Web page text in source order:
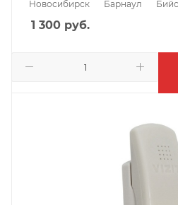
Новосибирск Барнаул
1 300 руб.